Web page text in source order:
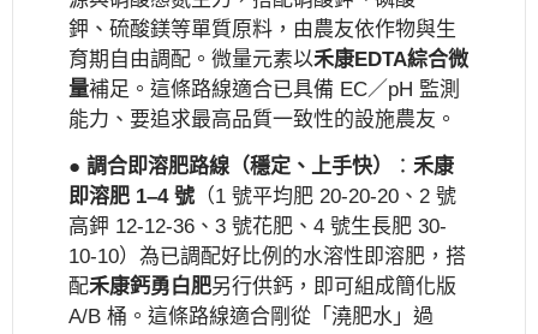
鉀、硫酸鎂等單質原料，由農友依作物與生
育期自由調配。微量元素以禾康EDTA綜合微
量補足。這條路線適合已具備 EC／pH 監測
能力、要追求最高品質一致性的設施農友。
● 調合即溶肥路線（穩定、上手快） ： 禾康
即溶肥 1–4 號 （1 號平均肥 20-20-20、2 號
高鉀 12-12-36、3 號花肥、4 號生長肥 30-
10-10）為已調配好比例的水溶性即溶肥，搭
配禾康鈣勇白肥另行供鈣，即可組成簡化版
A/B 桶。這條路線適合剛從「澆肥水」過